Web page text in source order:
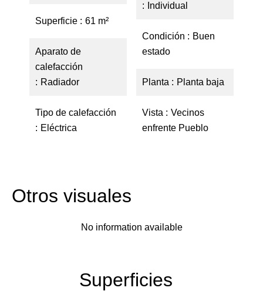
Superficie 61 m²
Aparato de
calefacción
Radiador
Tipo de calefacción
Eléctrica
Individual
Condición
Buen
estado
Planta Planta baja
Vista
Vecinos
enfrente Pueblo
Otros visuales
No information available
Superficies